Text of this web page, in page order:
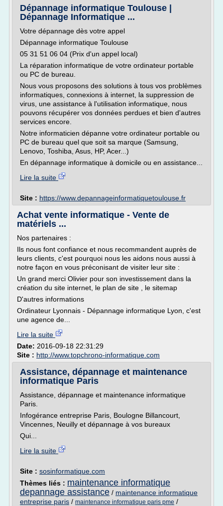
Dépannage informatique Toulouse |
Dépannage Informatique ...
Votre dépannage dès votre appel
Dépannage informatique Toulouse
05 31 51 06 04 (Prix d'un appel local)
La réparation informatique de votre ordinateur portable
ou PC de bureau.
Nous vous proposons des solutions à tous vos problèmes
informatiques, connexions à internet, la suppression de
virus, une assistance à l'utilisation informatique, nous
pouvons récupérer vos données perdues et bien d'autres
services encore.
Notre informaticien dépanne votre ordinateur portable ou
PC de bureau quel que soit sa marque (Samsung,
Lenovo, Toshiba, Asus, HP, Acer...)
En dépannage informatique à domicile ou en assistance...
Lire la suite
Site : https://www.depannageinformatiquetoulouse.fr
Achat vente informatique - Vente de
matériels ...
Nos partenaires :
Ils nous font confiance et nous recommandent auprès de
leurs clients, c'est pourquoi nous les aidons nous aussi à
notre façon en vous préconisant de visiter leur site :
Un grand merci Olivier pour son investissement dans la
création du site internet, le plan de site , le sitemap
D'autres informations
Ordinateur Lyonnais - Dépannage informatique Lyon, c'est
une agence de...
Lire la suite
Date: 2016-09-18 22:31:29
Site : http://www.topchrono-informatique.com
Assistance, dépannage et maintenance
informatique Paris
Assistance, dépannage et maintenance informatique
Paris.
Infogérance entreprise Paris, Boulogne Billancourt,
Vincennes, Neuilly et dépannage à vos bureaux
Qui...
Lire la suite
Site : sosinformatique.com
Thèmes liés : maintenance informatique
depannage assistance / maintenance informatique
entreprise paris / maintenance informatique paris pme /